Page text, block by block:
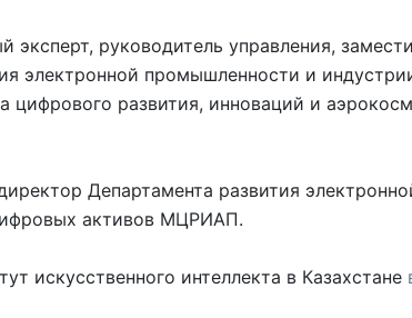
эксперт, руководитель управления,
электронной промышленности и
цифрового развития, инноваций и
Департамента развития
активов МЦРИАП.
искусственного интеллекта в Казахстане